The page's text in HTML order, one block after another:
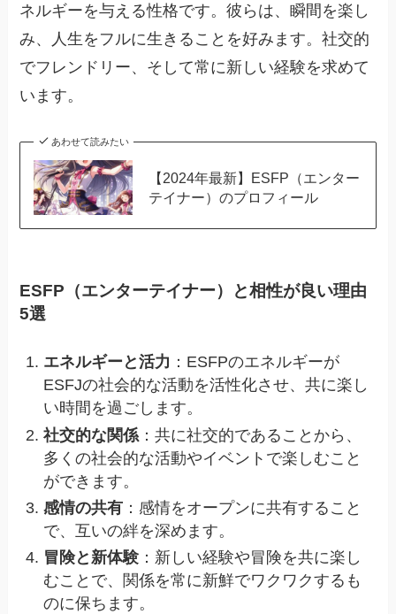
ネルギーを与える性格です。彼らは、瞬間を楽し
み、人生をフルに生きることを好みます。社交的
でフレンドリー、そして常に新しい経験を求めて
います。
あわせて読みたい
【2024年最新】ESFP（エンター
テイナー）のプロフィール
ESFP（エンターテイナー）と相性が良い理由
5選
エネルギーと活力 ：ESFPのエネルギーが
ESFJの社会的な活動を活性化させ、共に楽し
い時間を過ごします。
社交的な関係 ：共に社交的であることから、
多くの社会的な活動やイベントで楽しむこと
ができます。
感情の共有 ：感情をオープンに共有すること
で、互いの絆を深めます。
冒険と新体験 ：新しい経験や冒険を共に楽し
むことで、関係を常に新鮮でワクワクするも
のに保ちます。